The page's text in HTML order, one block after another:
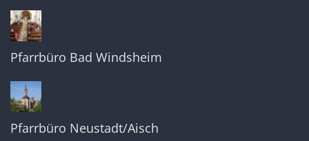
Pfarrbüro Bad Windsheim
Pfarrbüro Neustadt/Aisch